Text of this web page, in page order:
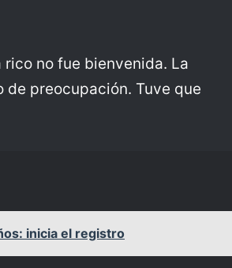
no fue bienvenida. La
preocupación. Tuve que
inicia el registro